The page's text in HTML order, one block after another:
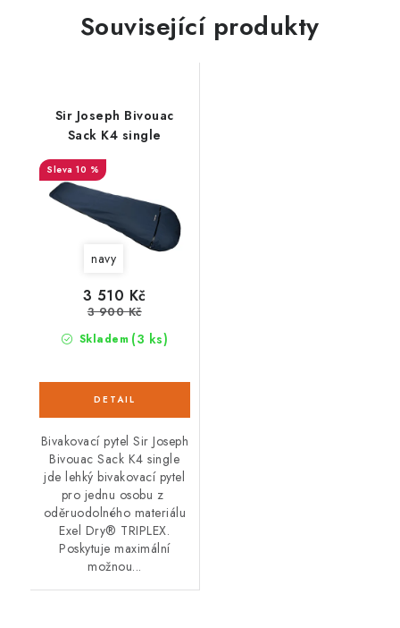
Související produkty
Sir Joseph Bivouac
Sack K4 single
10 %
navy
Skladem (3 ks)
3 510 Kč
3 900 Kč
Bivakovací pytel Sir Joseph
Bivouac Sack K4 single
jde lehký bivakovací pytel
pro jednu osobu z
oděruodolného materiálu
Exel Dry® TRIPLEX.
Poskytuje maximální
možnou...